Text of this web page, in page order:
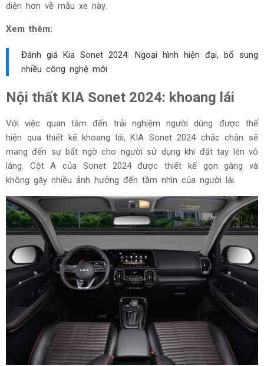
diện hơn về mẫu xe này.
Xem thêm:
Đánh giá Kia Sonet 2024: Ngoại hình hiện đại, bổ sung
nhiều công nghệ mới
Nội thất KIA Sonet 2024: khoang lái
Với việc quan tâm đến trải nghiệm người dùng được thể
hiện qua thiết kế khoang lái, KIA Sonet 2024 chắc chắn sẽ
mang đến sự bất ngờ cho người sử dụng khi đặt tay lên vô
lăng. Cột A của Sonet 2024 được thiết kế gọn gàng và
không gây nhiều ảnh hưởng đến tầm nhìn của người lái.